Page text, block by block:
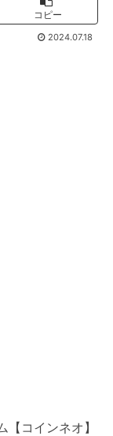
コピー
2024.07.18
コインネオ】